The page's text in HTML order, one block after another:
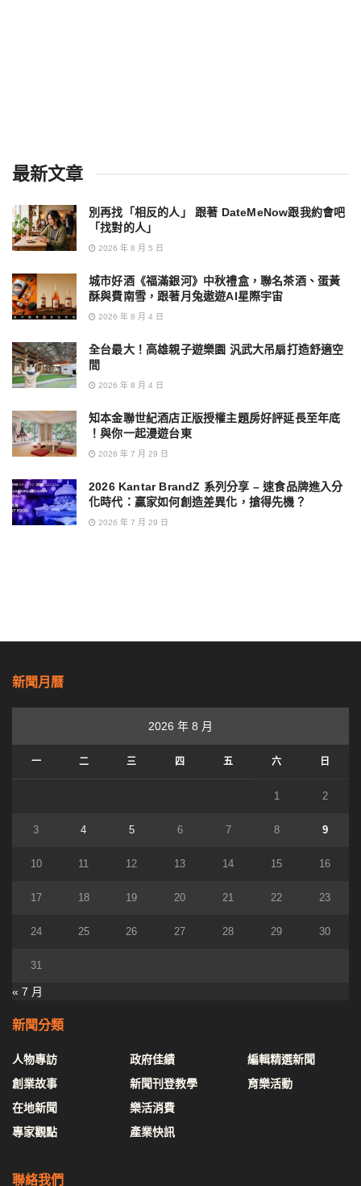
最新文章
別再找「相反的人」 跟著 DateMeNow跟我約會吧
「找對的人」
2026 年 8 月 5 日
城市好酒《福滿銀河》中秋禮盒，聯名茶酒、蛋黃
酥與費南雪，跟著月兔遨遊AI星際宇宙
2026 年 8 月 4 日
全台最大！高雄親子遊樂園 汎武大吊扇打造舒適空
間
2026 年 8 月 4 日
知本金聯世紀酒店正版授權主題房好評延長至年底
！與你一起漫遊台東
2026 年 7 月 29 日
2026 Kantar BrandZ 系列分享 – 速食品牌進入分
化時代：贏家如何創造差異化，搶得先機？
2026 年 7 月 29 日
新聞月曆
2026 年 8 月
一 二 三 四 五 六 日
1 2
3 4 5 6 7 8 9
10 11 12 13 14 15 16
17 18 19 20 21 22 23
24 25 26 27 28 29 30
31
« 7 月
新聞分類
人物專訪
創業故事
在地新聞
專家觀點
政府佳績
新聞刊登教學
樂活消費
產業快訊
編輯精選新聞
育樂活動
聯絡我們